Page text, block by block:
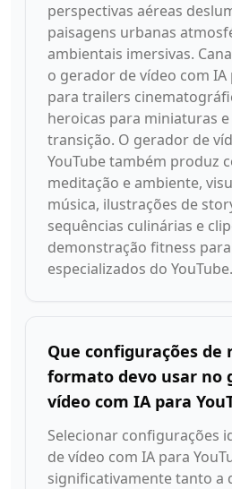
perspectivas aéreas
paisagens urbanas
ambientais imersivas.
o gerador de vídeo com IA
para trailers
heroicas para miniaturas
transição. O gerador de
YouTube também produz
meditação e ambiente,
música, ilustrações de
sequências culinárias e
demonstração fitness
especializados do YouTube.
Que configurações de
formato devo usar no
vídeo com IA para
Selecionar configurações
de vídeo com IA para
significativamente tanto a